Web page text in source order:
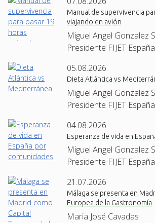
Manual de supervivencia
viajando en avión
Miguel Angel Gonzalez
Presidente FIJET España
05.08.2026
Dieta Atlántica vs
Miguel Angel Gonzalez
Presidente FIJET España
04.08.2026
Esperanza de vida en
Miguel Angel Gonzalez
Presidente FIJET España
21.07.2026
Málaga se presenta en
Europea de la Gastronomía
Maria José Cavadas